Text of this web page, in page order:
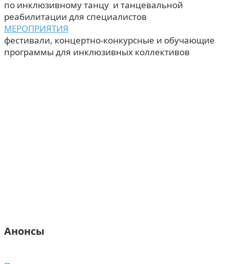
по инклюзивному танцу и танцевальной
реабилитации для специалистов
МЕРОПРИЯТИЯ
фестивали, концертно-конкурсные и обучающие
программы для инклюзивных коллективов
Анонсы